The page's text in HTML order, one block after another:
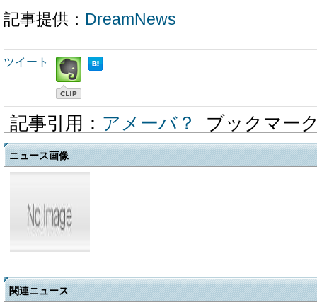
記事提供： DreamNews
ツイート
記事引用： アメーバ？ ブックマー
ニュース画像
関連ニュース